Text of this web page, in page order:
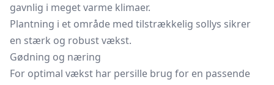
gavnlig i meget varme klimaer.
Plantning i et område med tilstrækkelig sollys sikrer
en stærk og robust vækst.
Gødning og næring
For optimal vækst har persille brug for en passende